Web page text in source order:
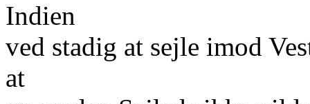
Indien
ved stadig at sejle imod
at